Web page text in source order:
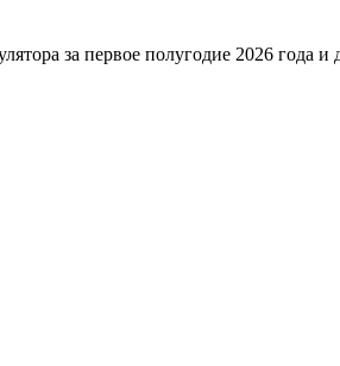
за первое полугодие 2026 года и